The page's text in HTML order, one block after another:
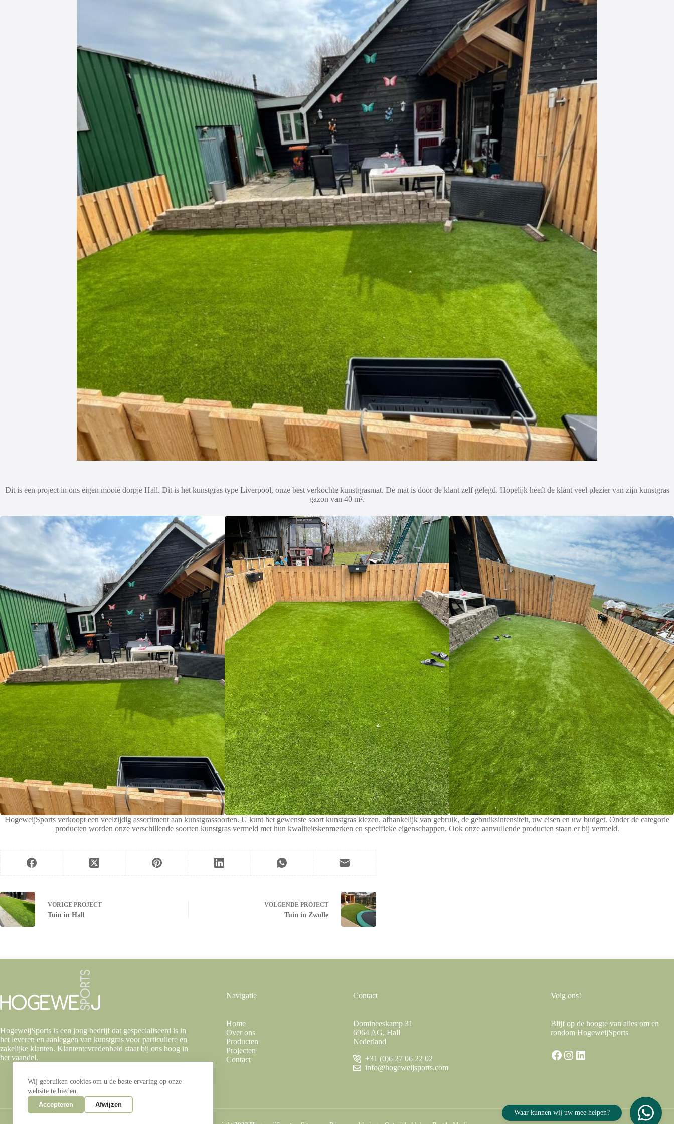
Wij gebruiken cookies om u de beste ervaring op onze
website te bieden.
Accepteren
Afwijzen
Dit is een project in ons eigen mooie dorpje Hall. Dit is het kunstgras type Liverpool, onze best verkochte kunstgrasmat. De mat is door de klant zelf gelegd. Hopelijk heeft de klant veel plezier van zijn kunstgras
gazon van 40 m².
HogeweijSports verkoopt een veelzijdig assortiment aan kunstgrassoorten. U kunt het gewenste soort kunstgras kiezen, afhankelijk van gebruik, de gebruiksintensiteit, uw eisen en uw budget. Onder de categorie
producten worden onze verschillende soorten kunstgras vermeld met hun kwaliteitskenmerken en specifieke eigenschappen. Ook onze aanvullende producten staan er bij vermeld.
VORIGE PROJECT
Tuin in Hall
VOLGENDE PROJECT
Tuin in Zwolle
HogeweijSports is een jong bedrijf dat gespecialiseerd is in
het leveren en aanleggen van kunstgras voor particuliere en
zakelijke klanten. Klantentevredenheid staat bij ons hoog in
het vaandel.
Navigatie
Home
Over ons
Producten
Projecten
Contact
Contact
Domineeskamp 31
6964 AG, Hall
Nederland
+31 (0)6 27 06 22 02
info@hogeweijsports.com
Volg ons!
Blijf op de hoogte van alles om en
rondom HogeweijSports
Facebook
Instagram
LinkedIn
Waar kunnen wij uw mee helpen?